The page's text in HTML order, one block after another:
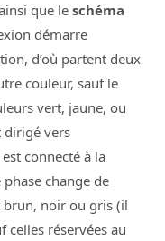
que le schéma
démarre
d’où partent deux
couleur, sauf le
vert, jaune, ou
dirigé vers
connecté à la
change de
noir ou gris (il
celles réservées au